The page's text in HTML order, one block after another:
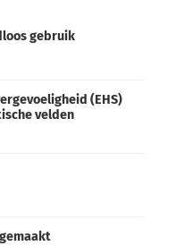
gebruik
(EHS)
velden